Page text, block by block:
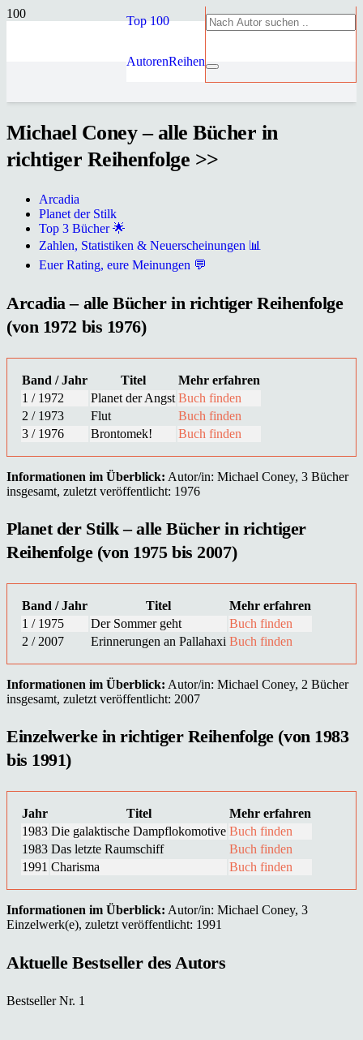
Top 100
AutorenReihen
Michael Coney – alle Bücher in
richtiger Reihenfolge >>
Arcadia
Planet der Stilk
Top 3 Bücher 🌟
Zahlen, Statistiken & Neuerscheinungen 📊
Euer Rating, eure Meinungen 💬
Arcadia – alle Bücher in richtiger Reihenfolge
(von 1972 bis 1976)
Band / Jahr Titel
Mehr erfahren
1 / 1972
Planet der Angst Buch finden
2 / 1973
Flut
Buch finden
3 / 1976
Brontomek! Buch finden
Informationen im Überblick: Autor/in: Michael Coney, 3 Bücher
insgesamt, zuletzt veröffentlicht: 1976
Planet der Stilk – alle Bücher in richtiger
Reihenfolge (von 1975 bis 2007)
Band / Jahr Titel
Mehr erfahren
1 / 1975
Der Sommer geht
Buch finden
2 / 2007
Erinnerungen an Pallahaxi Buch finden
Informationen im Überblick: Autor/in: Michael Coney, 2 Bücher
insgesamt, zuletzt veröffentlicht: 2007
Einzelwerke in richtiger Reihenfolge (von 1983
bis 1991)
Jahr Titel
Mehr erfahren
1983 Die galaktische Dampflokomotive Buch finden
1983 Das letzte Raumschiff
Buch finden
1991 Charisma Buch finden
Informationen im Überblick: Autor/in: Michael Coney, 3
Einzelwerk(e), zuletzt veröffentlicht: 1991
Aktuelle Bestseller des Autors
Bestseller Nr. 1